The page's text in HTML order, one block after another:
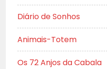
Diário de Sonhos
Animais-Totem
Os 72 Anjos da Cabala